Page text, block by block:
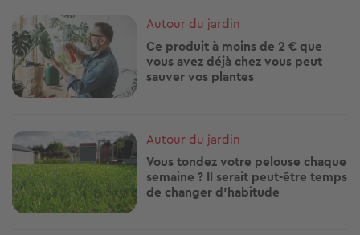
Image
Autour du jardin
Ce produit à moins de 2 € que
vous avez déjà chez vous peut
sauver vos plantes
Image
Autour du jardin
Vous tondez votre pelouse chaque
semaine ? Il serait peut-être temps
de changer d'habitude